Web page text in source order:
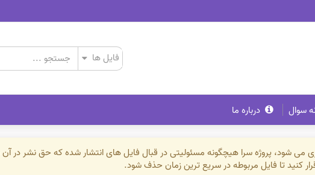
سوال درباره ما
می شود، پروژه سرا هیچگونه مسئولیتی در قبال فایل های انتشار شده که حق نشر در
کنید تا فایل مربوطه در سریع ترین زمان حذف شود.